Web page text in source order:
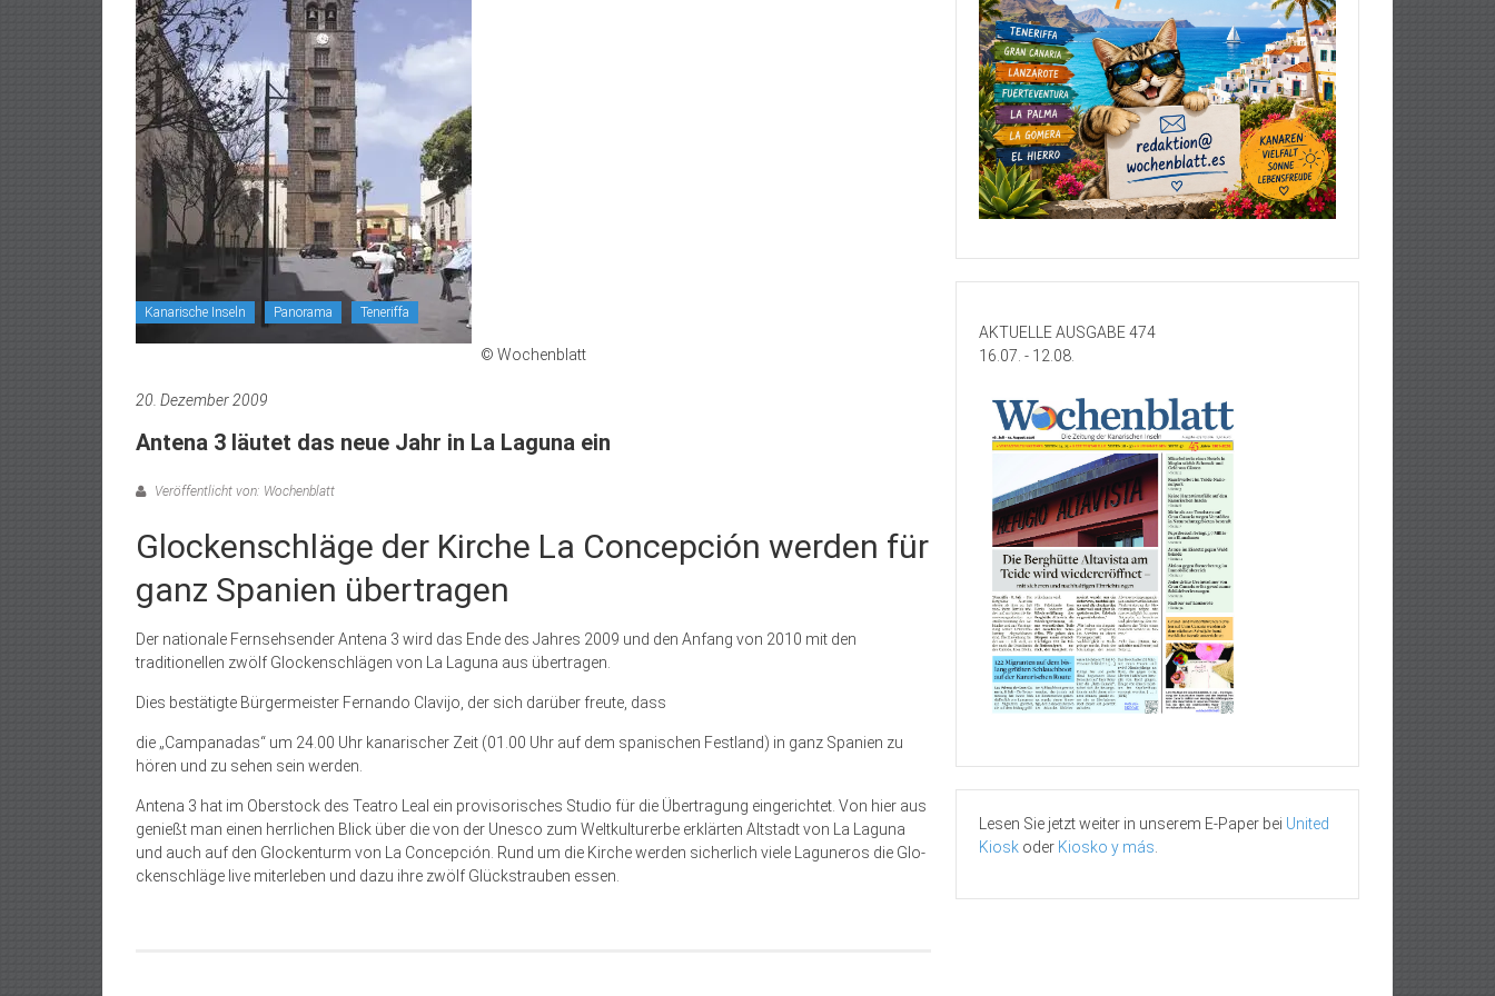
Kanarische Inseln Panorama Teneriffa
© Wochenblatt
20. Dezember 2009
Antena 3 läutet das neue Jahr in La Laguna ein
Veröffentlicht von: Wochenblatt
Glockenschläge der Kirche La Concepción werden für
ganz Spanien übertragen
Der nationale Fernsehsender Antena 3 wird das Ende des Jahres 2009 und den Anfang von 2010 mit den
traditionellen zwölf Glockenschlägen von La Laguna aus übertragen.
Dies bestätigte Bürgermeister Fernando Clavijo, der sich darüber freute, dass
die „Campanadas“ um 24.00 Uhr kanarischer Zeit (01.00 Uhr auf dem spanischen Festland) in ganz Spanien zu
hören und zu sehen sein werden.
Antena 3 hat im Oberstock des Teatro Leal ein provisorisches Studio für die Übertragung eingerichtet. Von hier aus
genießt man einen herrlichen Blick über die von der Unesco zum Weltkulturerbe erklärten Altstadt von La Laguna
und auch auf den Glockenturm von La Concepción. Rund um die Kirche werden sicherlich viele Laguneros die Glo­
ckenschläge live miterleben und dazu ihre zwölf Glückstrauben essen.
AKTUELLE AUSGABE 474
16.07. - 12.08.
Lesen Sie jetzt weiter in unserem E-Paper bei United
Kiosk oder Kiosko y más